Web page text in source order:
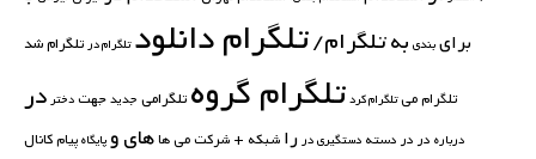
برای بندیبهتلگرام/تلگرام دانلودتلگرام در تلگرام شد
تلگرام میتلگرام کردتلگرام گروهتلگرامیجدیدجهتدختردر
دربارهدر در دستهدستگیری در راشبکه + شرکتمیها هایو پایگاهپیامکانال